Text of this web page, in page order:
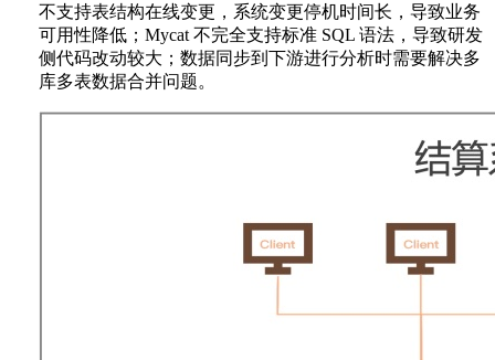
不支持表结构在线变更，系统变更停机时间长，导致业务
可用性降低；Mycat 不完全支持标准 SQL 语法，导致研发
侧代码改动较大；数据同步到下游进行分析时需要解决多
库多表数据合并问题。